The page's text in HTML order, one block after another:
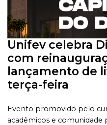
Unifev celebra
com
lançamento de
terça-feira
Evento promovido pelo
acadêmicos e comunidade